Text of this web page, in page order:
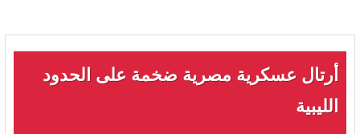
أرتال عسكرية مصرية ضخمة على الحدود
الليبية